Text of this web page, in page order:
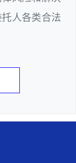
人各类合法